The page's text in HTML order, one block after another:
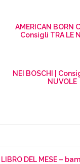
AMERICAN BORN
Consigli TRA LE
NEI BOSCHI |
NUVOLE
LIBRO DEL MESE –